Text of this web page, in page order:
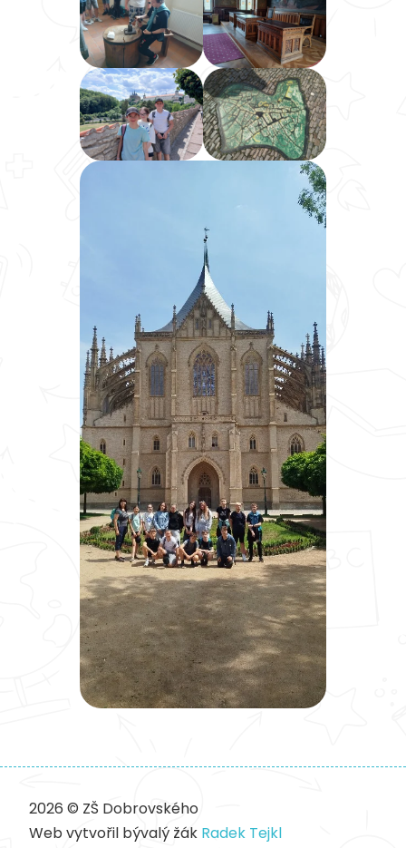
2026 © ZŠ Dobrovského
Web vytvořil bývalý žák Radek Tejkl